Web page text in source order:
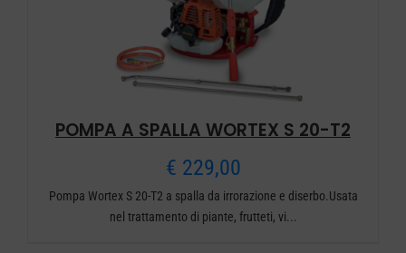
POMPA A SPALLA WORTEX S 20-T2
€ 229,00
Pompa Wortex S 20-T2 a spalla da irrorazione e diserbo.Usata
nel trattamento di piante, frutteti, vi...